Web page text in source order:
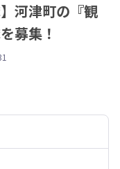
河津町の『観
募集！